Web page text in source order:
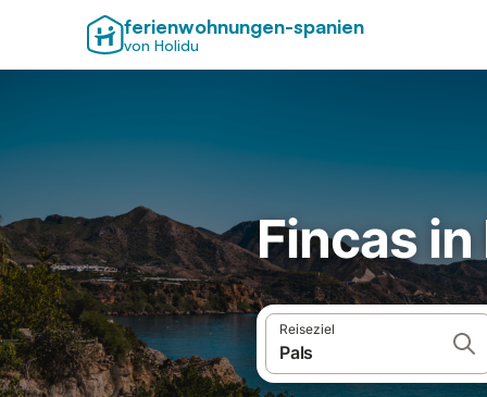
ferienwohnungen-spanien
von Holidu
Fincas in
Reiseziel